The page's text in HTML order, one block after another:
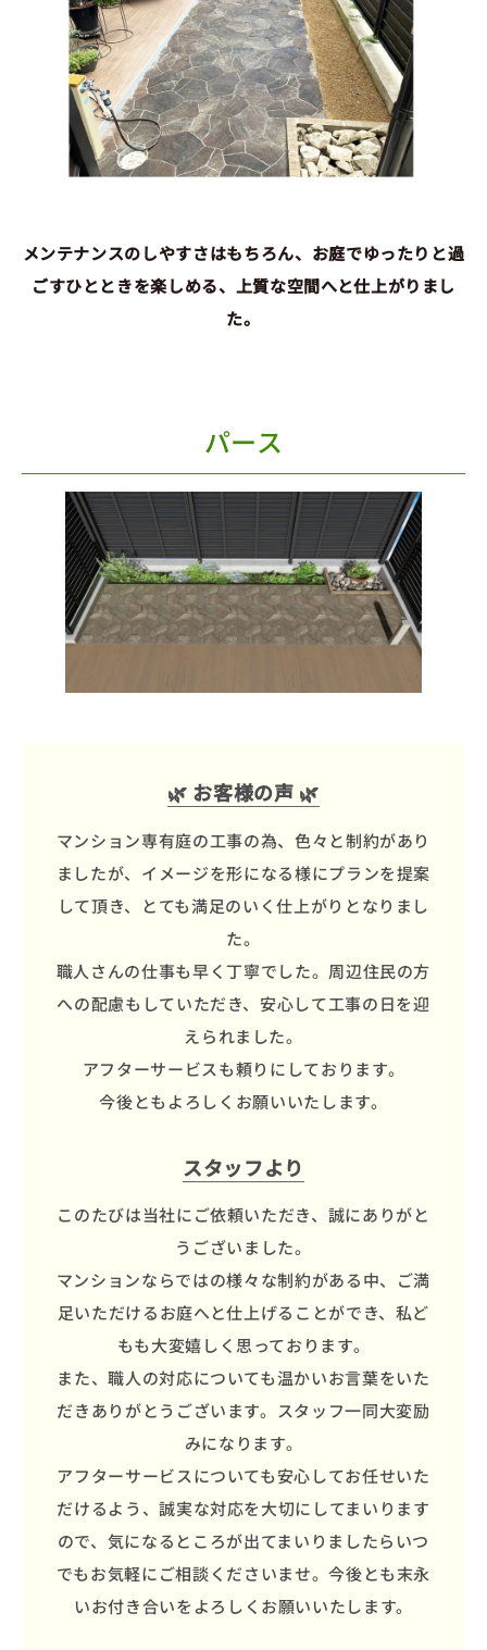
メンテナンスのしやすさはもちろん、お庭でゆったりと過
ごすひとときを楽しめる、上質な空間へと仕上がりまし
た。
パース
🌿 お客様の声 🌿
マンション専有庭の工事の為、色々と制約があり
ましたが、イメージを形になる様にプランを提案
して頂き、とても満足のいく仕上がりとなりまし
た。
職人さんの仕事も早く丁寧でした。周辺住民の方
への配慮もしていただき、安心して工事の日を迎
えられました。
アフターサービスも頼りにしております。
今後ともよろしくお願いいたします。
スタッフより
このたびは当社にご依頼いただき、誠にありがと
うございました。
マンションならではの様々な制約がある中、ご満
足いただけるお庭へと仕上げることができ、私ど
もも大変嬉しく思っております。
また、職人の対応についても温かいお言葉をいた
だきありがとうございます。スタッフ一同大変励
みになります。
アフターサービスについても安心してお任せいた
だけるよう、誠実な対応を大切にしてまいります
ので、気になるところが出てまいりましたらいつ
でもお気軽にご相談くださいませ。今後とも末永
いお付き合いをよろしくお願いいたします。